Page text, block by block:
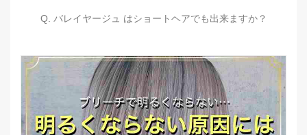
Q. バレイヤージュ はショートヘアでも出来ますか？